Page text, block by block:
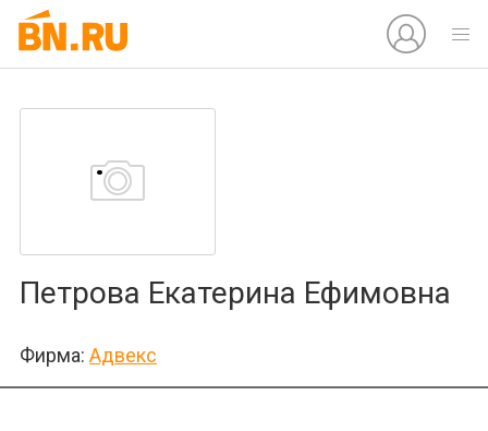
Петрова Екатерина Ефимовна
Фирма: Адвекс